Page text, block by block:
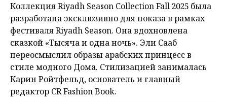
Коллекция Riyadh Season Collection Fall 2025 была
разработана эксклюзивно для показа в рамках
фестиваля Riyadh Season. Она вдохновлена
сказкой «Тысяча и одна ночь». Эли Сааб
переосмыслил образы арабских принцесс в
стиле модного Дома. Стилизацией занималась
Карин Ройтфельд, основатель и главный
редактор CR Fashion Book.